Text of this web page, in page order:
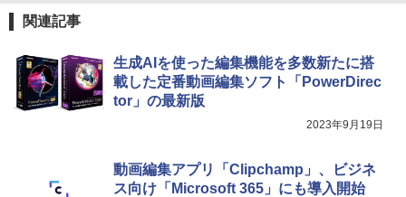
￥115,980
関連記事
生成AIを使った編集機能を多数新たに搭
載した定番動画編集ソフト「PowerDirec
tor」の最新版
2023年9月19日
動画編集アプリ「Clipchamp」、ビジネ
ス向け「Microsoft 365」にも導入開始